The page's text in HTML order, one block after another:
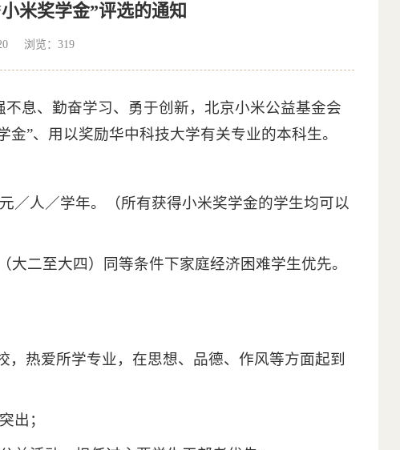
米奖学金”评选的通知
20 浏览：319
息、勤奋学习、勇于创新，北京小米公益基金会
”、用以奖励华中科技大学有关专业的本科生。
／人／学年。（所有获得小米奖学金的学生均可以
二至大四）同等条件下家庭经济困难学生优先。
热爱所学专业，在思想、品德、作风等方面起到
出；